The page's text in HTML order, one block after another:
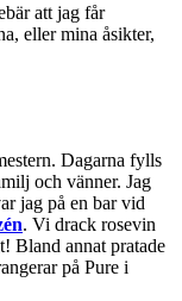
att jag får
eller mina åsikter,
Dagarna fylls
och vänner. Jag
jag på en bar vid
. Vi drack rosevin
Bland annat pratade
på Pure i